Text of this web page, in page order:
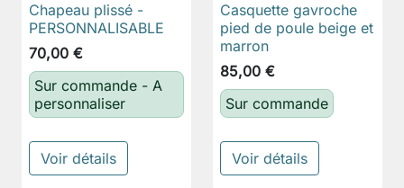
Chapeau plissé -
PERSONNALISABLE
70,00 €
Sur commande - A
personnaliser
Voir détails
Casquette gavroche
pied de poule beige et
marron
85,00 €
Sur commande
Voir détails